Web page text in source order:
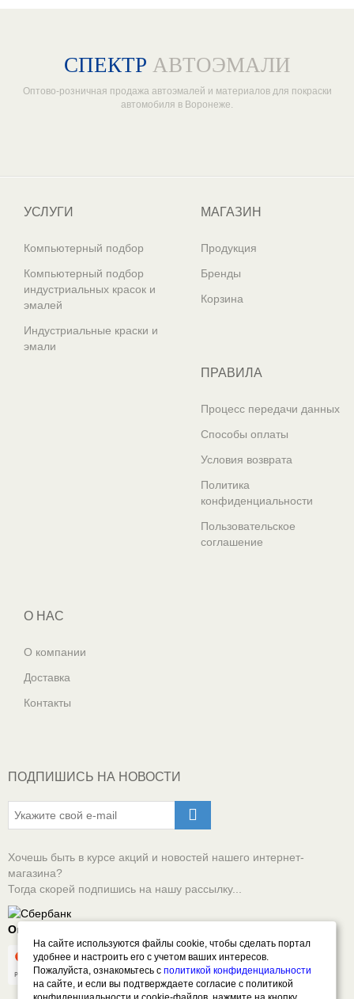
СПЕКТР АВТОЭМАЛИ
Оптово-розничная продажа автоэмалей и материалов для покраски
автомобиля в Воронеже.
УСЛУГИ
Компьютерный подбор
Компьютерный подбор
индустриальных красок и
эмалей
Индустриальные краски и
эмали
МАГАЗИН
Продукция
Бренды
Корзина
ПРАВИЛА
Процесс передачи данных
Способы оплаты
Условия возврата
Политика
конфиденциальности
Пользовательское
соглашение
О НАС
О компании
Доставка
Контакты
ПОДПИШИСЬ НА НОВОСТИ
Хочешь быть в курсе акций и новостей нашего интернет-
магазина?
Тогда скорей подпишись на нашу рассылку...
Оплачивай онлайн безопасно
На сайте используются файлы cookie, чтобы сделать портал
удобнее и настроить его с учетом ваших интересов.
Пожалуйста, ознакомьтесь сполитикой конфиденциальности
на сайте, и если вы подтверждаете согласие с политикой